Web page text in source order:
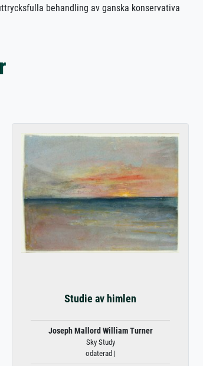
behandling av ganska konservativa
Studie av himlen
Joseph Mallord William Turner
Sky Study
odaterad |